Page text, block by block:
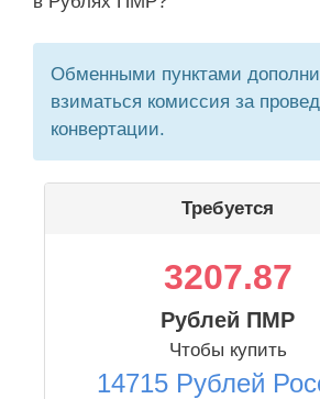
Обменными пунктами
взиматься комиссия за
конвертации.
Требуется
3207.87
Рублей ПМР
Чтобы купить
14715 Рублей